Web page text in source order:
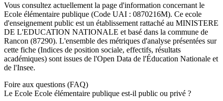
Vous consultez actuellement la page d'information concernant le
Ecole élémentaire publique (Code UAI : 0870216M). Ce ecole
d'enseignement public est un établissement rattaché au MINISTERE
DE L'EDUCATION NATIONALE et basé dans la commune de
Rancon (87290). L'ensemble des métriques d'analyse présentées sur
cette fiche (Indices de position sociale, effectifs, résultats
académiques) sont issues de l'Open Data de l'Éducation Nationale et
de l'Insee.
Foire aux questions (FAQ)
Le Ecole Ecole élémentaire publique est-il public ou privé ?